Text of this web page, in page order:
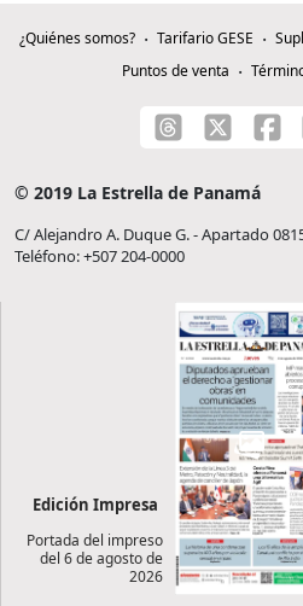
¿Quiénes somos? Tarifario GESE
Puntos de venta
© 2019 La Estrella de Panamá
C/ Alejandro A. Duque G. - Apartado
Teléfono: +507 204-0000
Edición Impresa
Portada del impreso
del 6 de agosto de
2026